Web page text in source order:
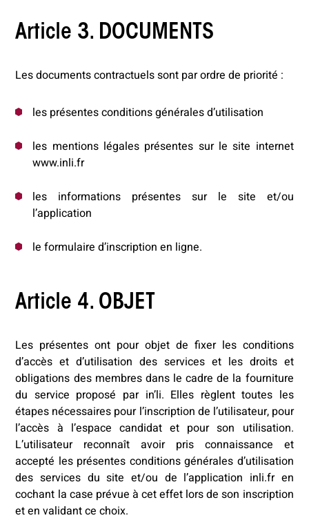
Article 3. DOCUMENTS
Les documents contractuels sont par ordre de priorité :
les présentes conditions générales d’utilisation
les mentions légales présentes sur le site internet
www.inli.fr
les informations présentes sur le site et/ou
l’application
le formulaire d’inscription en ligne.
Article 4. OBJET
Les présentes ont pour objet de fixer les conditions
d’accès et d’utilisation des services et les droits et
obligations des membres dans le cadre de la fourniture
du service proposé par in’li. Elles règlent toutes les
étapes nécessaires pour l’inscription de l’utilisateur, pour
l’accès à l’espace candidat et pour son utilisation.
L’utilisateur reconnaît avoir pris connaissance et
accepté les présentes conditions générales d’utilisation
des services du site et/ou de l’application inli.fr en
cochant la case prévue à cet effet lors de son inscription
et en validant ce choix.